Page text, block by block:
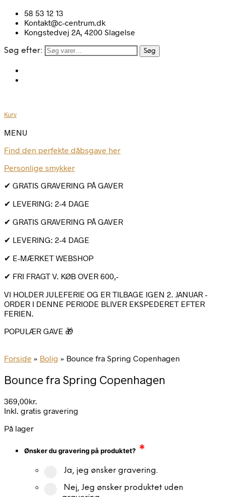
58 53 12 13
Kontakt@c-centrum.dk
Kongstedvej 2A, 4200 Slagelse
Søg efter: Søg
Kurv
MENU
Find den perfekte dåbsgave her
Personlige smykker
✔ GRATIS GRAVERING PÅ GAVER
✔ LEVERING: 2-4 DAGE
✔ GRATIS GRAVERING PÅ GAVER
✔ LEVERING: 2-4 DAGE
✔ E-MÆRKET WEBSHOP
✔ FRI FRAGT V. KØB OVER 600,-
VI HOLDER JULEFERIE OG ER TILBAGE IGEN 2. JANUAR -
ORDER I DENNE PERIODE BLIVER EKSPEDERET EFTER
FERIEN.
POPULÆR GAVE 🎁
Forside » Bolig » Bounce fra Spring Copenhagen
Bounce fra Spring Copenhagen
369,00kr.
Inkl. gratis gravering
På lager
Ønsker du gravering på produktet? *
Ja, jeg ønsker gravering.
Nej, Jeg ønsker produktet uden